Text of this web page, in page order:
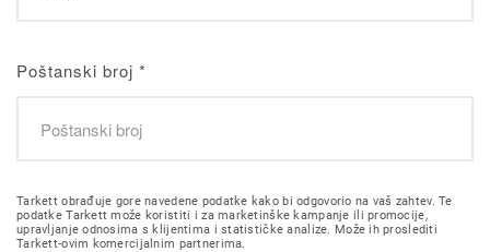
Poštanski broj *
Tarkett obrađuje gore navedene podatke kako bi odgovorio na vaš zahtev. Te
podatke Tarkett može koristiti i za marketinške kampanje ili promocije,
upravljanje odnosima s klijentima i statističke analize. Može ih proslediti
Tarkett-ovim komercijalnim partnerima.